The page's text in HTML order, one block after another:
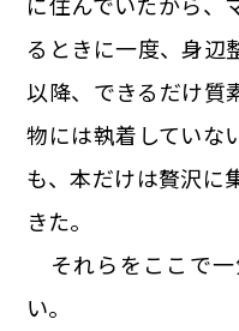
るときに一度、身辺
以降、できるだけ質
物には執着していな
も、本だけは贅沢に
きた。
それらをここで
い。